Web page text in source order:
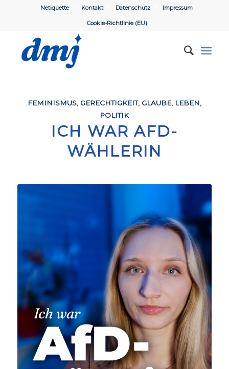
Netiquette Kontakt Datenschutz Impressum
Cookie-Richtlinie (EU)
FEMINISMUS, GERECHTIGKEIT, GLAUBE, LEBEN,
POLITIK
ICH WAR AFD-
WÄHLERIN